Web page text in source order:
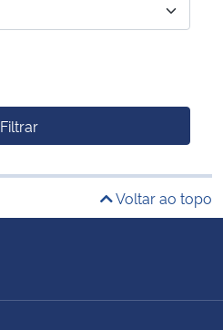
Filtrar
Voltar ao topo